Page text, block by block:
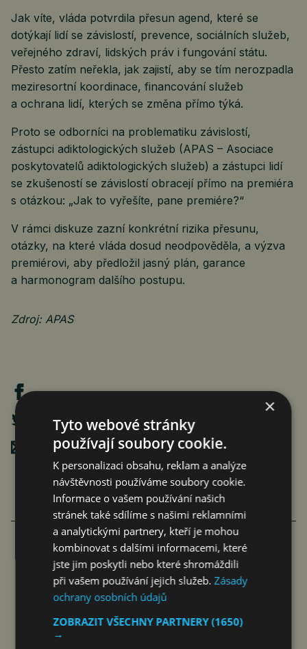
Jak víte, vláda potvrdila přesun agend, které se
dotýkají lidí se závislostí, prevence, sociálních služeb,
veřejného zdraví, lidských práv i fungování státu.
Přesto zatím neřekla, jak zajistí, aby se tím nerozpadla
meziresortní koordinace, financování služeb
a ochrana lidí, kterých se změna přímo týká.
Proto se odborníci na problematiku závislostí,
zástupci adiktologických služeb (APAS – Asociace
poskytovatelů adiktologických služeb) a zástupci lidí
se zkušeností se závislostí obracejí přímo na premiéra
s otázkou: „Jak to vyřešíte, pane premiére?“
V rámci diskuze zazní konkrétní rizika přesunu,
otázky, na které vláda dosud neodpověděla, a výzva
premiérovi, aby předložil jasný plán, garance
a harmonogram dalšího postupu.
Zdroj: APAS
Poslat mailem
FAMILIARITÉ: POETICKÉ PROPOJENÍ
FILMU A LITERATURY
×
Tyto webové stránky
používají soubory cookie.
K personalizaci obsahu, reklam a analýze
návštěvnosti používáme soubory cookie.
Informace o vašem používání našich
stránek také sdílíme s našimi reklamními
a analytickými partnery, kteří je mohou
kombinovat s dalšími informacemi, které
jste jim poskytli nebo které shromáždili
při vašem používání jejich služeb.Zásady
ochrany osobních údajů
ZOBRAZIT VŠECHNY PARTNERY(1650)
→